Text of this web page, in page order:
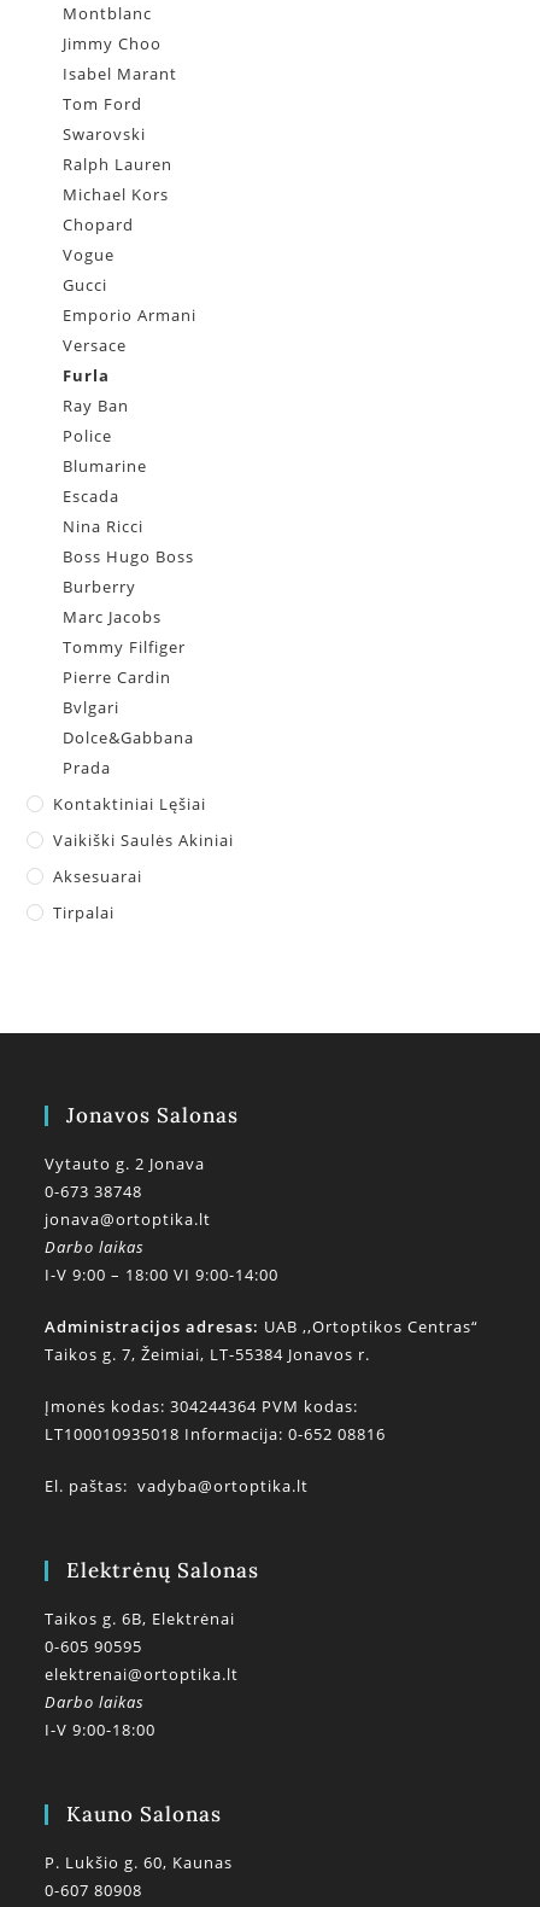
Montblanc
Jimmy Choo
Isabel Marant
Tom Ford
Swarovski
Ralph Lauren
Michael Kors
Chopard
Vogue
Gucci
Emporio Armani
Versace
Furla
Ray Ban
Police
Blumarine
Escada
Nina Ricci
Boss Hugo Boss
Burberry
Marc Jacobs
Tommy Filfiger
Pierre Cardin
Bvlgari
Dolce&Gabbana
Prada
Kontaktiniai Lęšiai
Vaikiški Saulės Akiniai
Aksesuarai
Tirpalai
Jonavos Salonas
Vytauto g. 2 Jonava
0-673 38748
jonava@ortoptika.lt
Darbo laikas
I-V 9:00 – 18:00 VI 9:00-14:00
Administracijos adresas: UAB ,,Ortoptikos Centras“
Taikos g. 7, Žeimiai, LT-55384 Jonavos r.
Įmonės kodas: 304244364 PVM kodas:
LT100010935018 Informacija: 0-652 08816
El. paštas:vadyba@ortoptika.lt
Elektrėnų Salonas
Taikos g. 6B, Elektrėnai
0-605 90595
elektrenai@ortoptika.lt
Darbo laikas
I-V 9:00-18:00
Kauno Salonas
P. Lukšio g. 60, Kaunas
0-607 80908